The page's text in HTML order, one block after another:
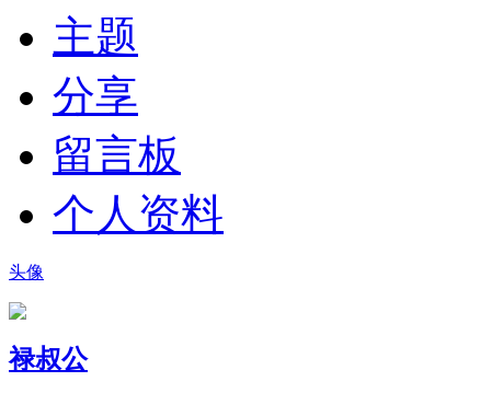
主题
分享
留言板
个人资料
头像
禄叔公